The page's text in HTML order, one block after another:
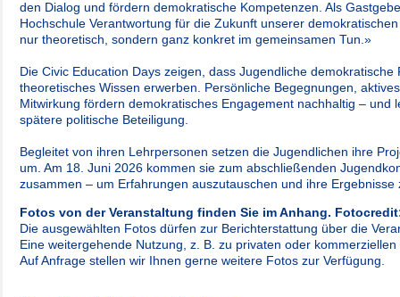
den Dialog und fördern demokratische Kompetenzen. Als
Hochschule Verantwortung für die Zukunft unserer
nur theoretisch, sondern ganz konkret im gemeinsamen Tun.»
Die Civic Education Days zeigen, dass Jugendliche
theoretisches Wissen erwerben. Persönliche Begegnungen,
Mitwirkung fördern demokratisches Engagement nachhaltig – und
spätere politische Beteiligung.
Begleitet von ihren Lehrpersonen setzen die Jugendlichen ihre
um. Am 18. Juni 2026 kommen sie zum abschließenden
zusammen – um Erfahrungen auszutauschen und ihre Ergebnisse
Fotos von der Veranstaltung finden Sie im Anhang.
Die ausgewählten Fotos dürfen zur Berichterstattung über die
Eine weitergehende Nutzung, z. B. zu privaten oder
Auf Anfrage stellen wir Ihnen gerne weitere Fotos zur Verfügung.